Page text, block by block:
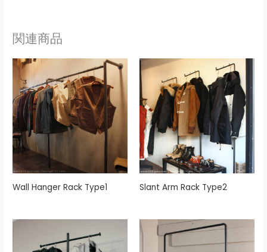
関連商品
Wall Hanger Rack Type1 Slant Arm Rack Type2